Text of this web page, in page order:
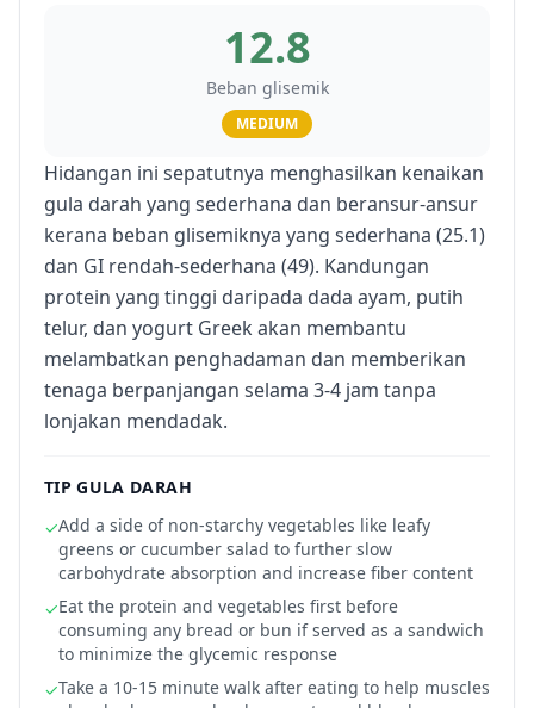
12.8
Beban glisemik
MEDIUM
Hidangan ini sepatutnya menghasilkan kenaikan
gula darah yang sederhana dan beransur-ansur
kerana beban glisemiknya yang sederhana (25.1)
dan GI rendah-sederhana (49). Kandungan
protein yang tinggi daripada dada ayam, putih
telur, dan yogurt Greek akan membantu
melambatkan penghadaman dan memberikan
tenaga berpanjangan selama 3-4 jam tanpa
lonjakan mendadak.
TIP GULA DARAH
✓Add a side of non-starchy vegetables like leafy
greens or cucumber salad to further slow
carbohydrate absorption and increase fiber content
✓Eat the protein and vegetables first before
consuming any bread or bun if served as a sandwich
to minimize the glycemic response
✓Take a 10-15 minute walk after eating to help muscles